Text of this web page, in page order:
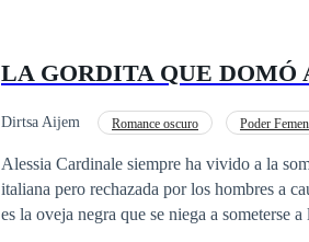
would be the maid’s, and she would be
clinging to hope for John’s love, enduring
Mysteriously, Elizabeth vanished without a
on a desperate quest for redemption and
LA GORDITA QUE DOMÓ
Dirtsa Aijem Romance oscuro Poder
Alessia Cardinale siempre ha vivido a la
italiana pero rechazada por los hombres a
es la oveja negra que se niega a someterse